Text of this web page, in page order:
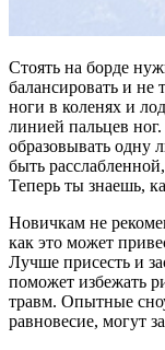
Стоять на борде
балансировать и не
ноги в коленях и
линией пальцев
образовывать одну
быть
Теперь ты знаешь,
Новичкам не
как это может
Лучше присесть и
поможет избежать
травм. Опытные
равновесие, могут